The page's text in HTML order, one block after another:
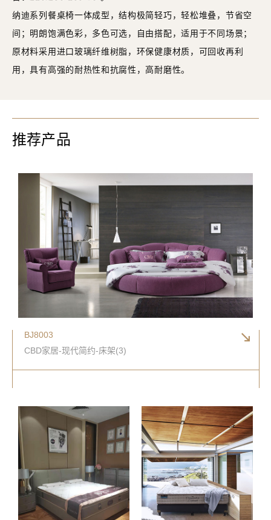
纳迪系列餐桌椅一体成型，结构极简轻巧，轻松堆叠，节省空
间；明朗饱满色彩，多色可选，自由搭配，适用于不同场景；
原材料采用进口玻璃纤维树脂，环保健康材质，可回收再利
用，具有高强的耐热性和抗腐性，高耐磨性。
推荐产品
BJ8003
CBD家居-现代简约-床架(3)